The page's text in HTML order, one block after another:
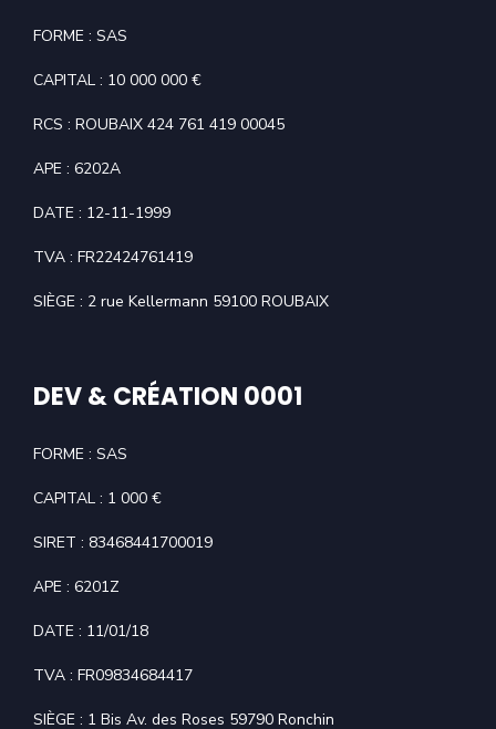
FORME : SAS
CAPITAL : 10 000 000 €
RCS : ROUBAIX 424 761 419 00045
APE : 6202A
DATE : 12-11-1999
TVA : FR22424761419
SIÈGE : 2 rue Kellermann 59100 ROUBAIX
DEV & CRÉATION 0001
FORME : SAS
CAPITAL : 1 000 €
SIRET : 83468441700019
APE : 6201Z
DATE : 11/01/18
TVA : FR09834684417
SIÈGE : 1 Bis Av. des Roses 59790 Ronchin